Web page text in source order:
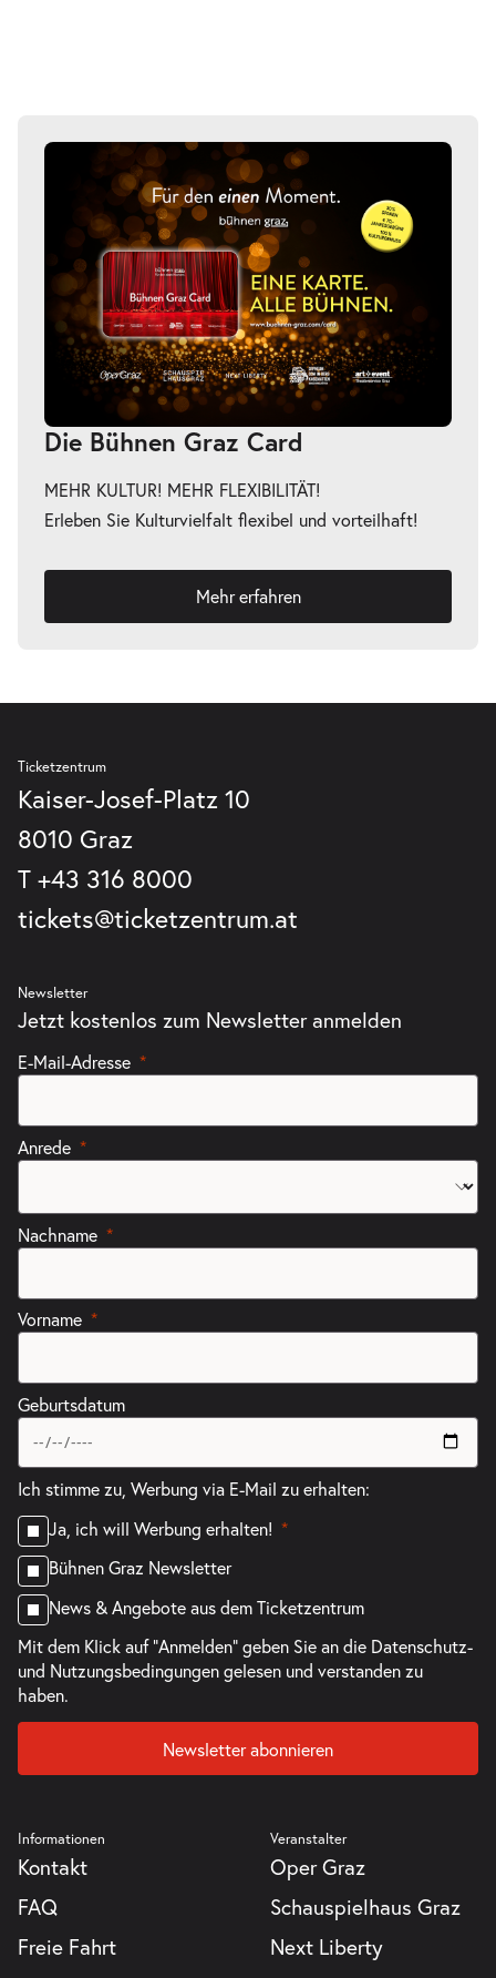
Die Bühnen Graz Card
MEHR KULTUR! MEHR FLEXIBILITÄT!
Erleben Sie Kulturvielfalt flexibel und vorteilhaft!
Mehr erfahren
Ticketzentrum
Kaiser-Josef-Platz 10
8010 Graz
T +43 316 8000
tickets@ticketzentrum.at
Newsletter
Jetzt kostenlos zum Newsletter anmelden
E-Mail-Adresse
Anrede
Nachname
Vorname
Geburtsdatum
Ich stimme zu, Werbung via E-Mail zu erhalten:
Ja, ich will Werbung erhalten!
Bühnen Graz Newsletter
News & Angebote aus dem Ticketzentrum
Mit dem Klick auf "Anmelden" geben Sie an die Datenschutz-
und Nutzungsbedingungengelesen und verstanden zu
haben.
Newsletter abonnieren
Informationen
Kontakt
FAQ
Freie Fahrt
Veranstalter
Oper Graz
Schauspielhaus Graz
Next Liberty